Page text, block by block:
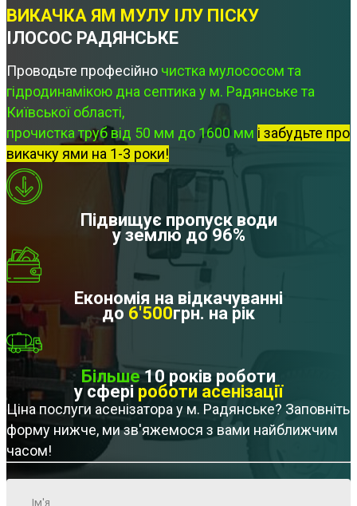
ВИКАЧКА ЯМ МУЛУ ІЛУ ПІСКУ
ІЛОСОС РАДЯНСЬКЕ
Проводьте професійно чистка мулососом та
гідродинамікою дна септика у м. Радянське та
Київської області,
прочистка труб від 50 мм до 1600 мм і забудьте про
викачку ями на 1-3 роки!
Підвищує пропуск води
у землю до 96%
Економія на відкачуванні
до 6'500грн. на рік
Більше10 років роботи
у сфері роботи асенізації
Ціна послуги асенізатора у м. Радянське? Заповніть
форму нижче, ми зв'яжемося з вами найближчим
часом!